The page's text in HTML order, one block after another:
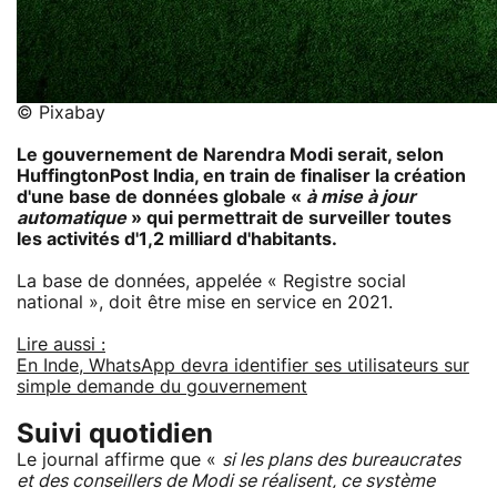
© Pixabay
Le gouvernement de Narendra Modi serait, selon
HuffingtonPost India, en train de finaliser la création
d'une base de données globale « à mise à jour
automatique» qui permettrait de surveiller toutes
les activités d'1,2 milliard d'habitants.
La base de données, appelée « Registre social
national », doit être mise en service en 2021.
Lire aussi :
En Inde, WhatsApp devra identifier ses utilisateurs sur
simple demande du gouvernement
Suivi quotidien
Le journal affirme que « si les plans des bureaucrates
et des conseillers de Modi se réalisent, ce système